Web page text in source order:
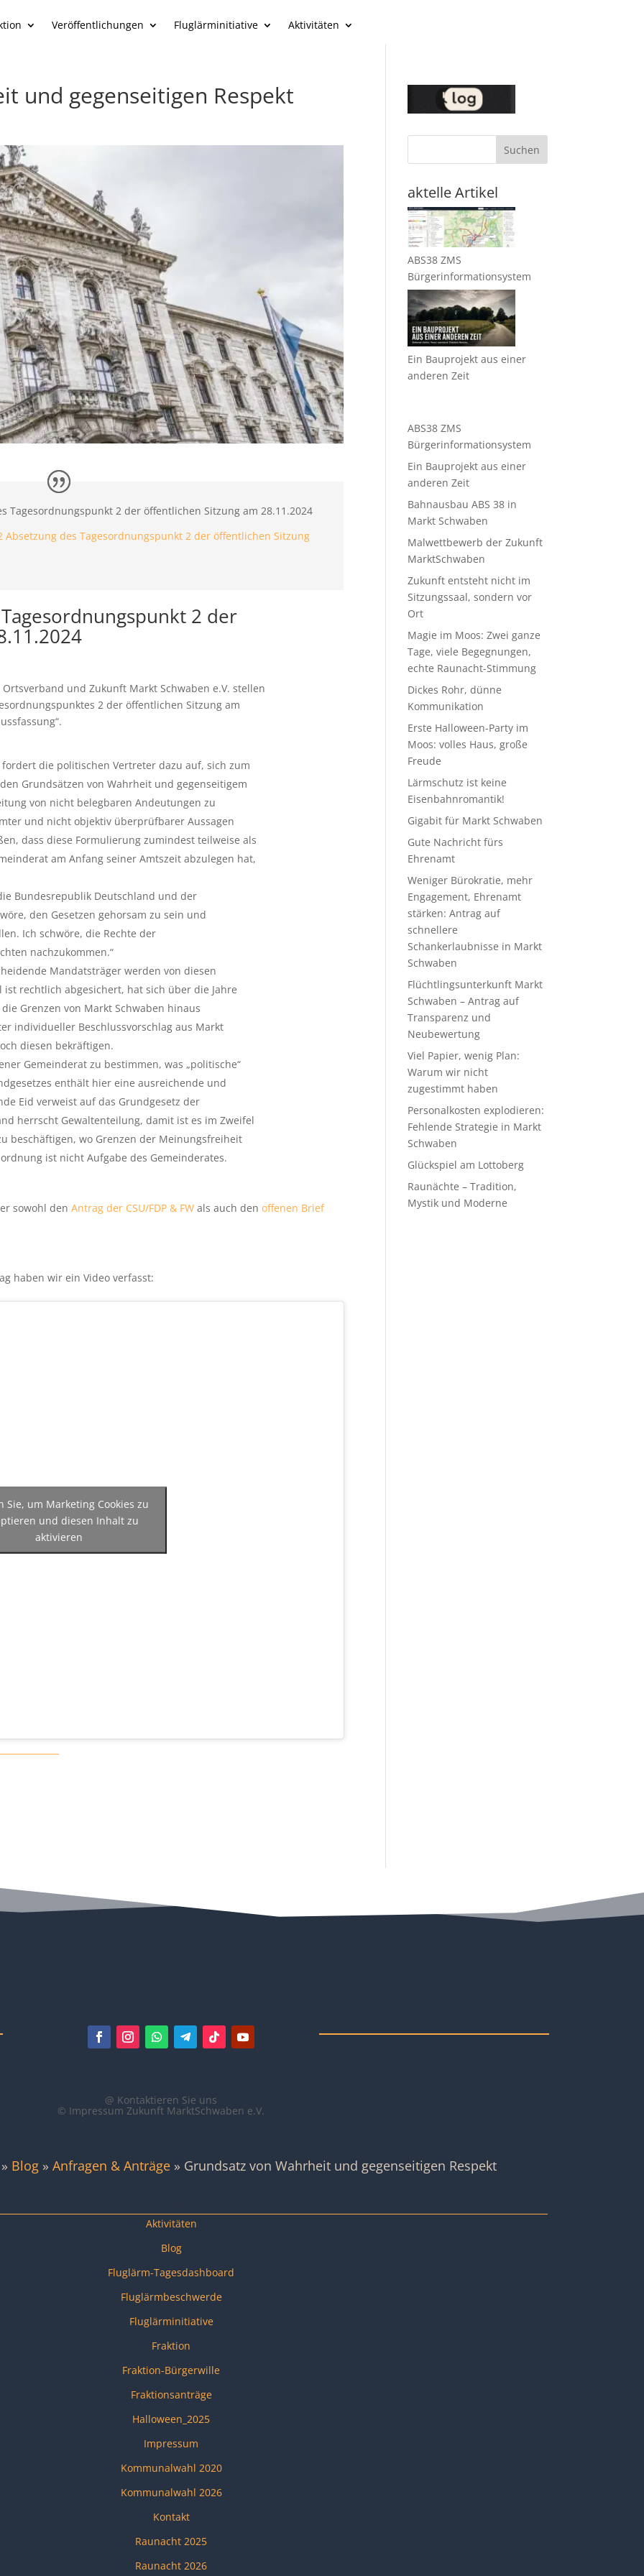
Veröffentlichungen Fluglärminitiative Aktivitäten
und gegenseitigen Respekt
Tagesordnungspunkt 2 der öffentlichen Sitzung am 28.11.2024
Absetzung des Tagesordnungspunkt 2 der öffentlichen Sitzung
2 der
und Zukunft Markt Schwaben e.V. stellen
2 der öffentlichen Sitzung am
die politischen Vertreter dazu auf, sich zum
Grundsätzen von Wahrheit und gegenseitigem
von nicht belegbaren Andeutungen zu
und nicht objektiv überprüfbarer Aussagen
dass diese Formulierung zumindest teilweise als
am Anfang seiner Amtszeit abzulegen hat,
Bundesrepublik Deutschland und der
den Gesetzen gehorsam zu sein und
Ich schwöre, die Rechte der
nachzukommen.“
Mandatsträger werden von diesen
rechtlich abgesichert, hat sich über die Jahre
Grenzen von Markt Schwaben hinaus
individueller Beschlussvorschlag aus Markt
diesen bekräftigen.
Gemeinderat zu bestimmen, was „politische“
enthält hier eine ausreichende und
Eid verweist auf das Grundgesetz der
herrscht Gewaltenteilung, damit ist es im Zweifel
beschäftigen, wo Grenzen der Meinungsfreiheit
ist nicht Aufgabe des Gemeinderates.
sowohl denAntrag der CSU/FDP & FW als auch denoffenen Brief
haben wir ein Video verfasst:
Sie, um Marketing Cookies zu
und diesen Inhalt zu
aktivieren
Suchen
aktelle Artikel
ABS38 ZMS
Bürgerinformationsystem
Ein Bauprojekt aus einer
anderen Zeit
ABS38 ZMS
Bürgerinformationsystem
Ein Bauprojekt aus einer
anderen Zeit
Bahnausbau ABS 38 in
Markt Schwaben
Malwettbewerb der Zukunft
MarktSchwaben
Zukunft entsteht nicht im
Sitzungssaal, sondern vor
Ort
Magie im Moos: Zwei ganze
Tage, viele Begegnungen,
echte Raunacht-Stimmung
Dickes Rohr, dünne
Kommunikation
Erste Halloween-Party im
Moos: volles Haus, große
Freude
Lärmschutz ist keine
Eisenbahnromantik!
Gigabit für Markt Schwaben
Gute Nachricht fürs
Ehrenamt
Weniger Bürokratie, mehr
Engagement, Ehrenamt
stärken: Antrag auf
schnellere
Schankerlaubnisse in Markt
Schwaben
Flüchtlingsunterkunft Markt
Schwaben – Antrag auf
Transparenz und
Neubewertung
Viel Papier, wenig Plan:
Warum wir nicht
zugestimmt haben
Personalkosten explodieren:
Fehlende Strategie in Markt
Schwaben
Glückspiel am Lottoberg
Raunächte – Tradition,
Mystik und Moderne
@ Kontaktieren Sie uns
© Impressum Zukunft MarktSchwaben e.V.
» Blog» Anfragen & Anträge» Grundsatz von Wahrheit und gegenseitigen Respekt
Aktivitäten
Blog
Fluglärm-Tagesdashboard
Fluglärmbeschwerde
Fluglärminitiative
Fraktion
Fraktion-Bürgerwille
Fraktionsanträge
Halloween_2025
Impressum
Kommunalwahl 2020
Kommunalwahl 2026
Kontakt
Raunacht 2025
Raunacht 2026